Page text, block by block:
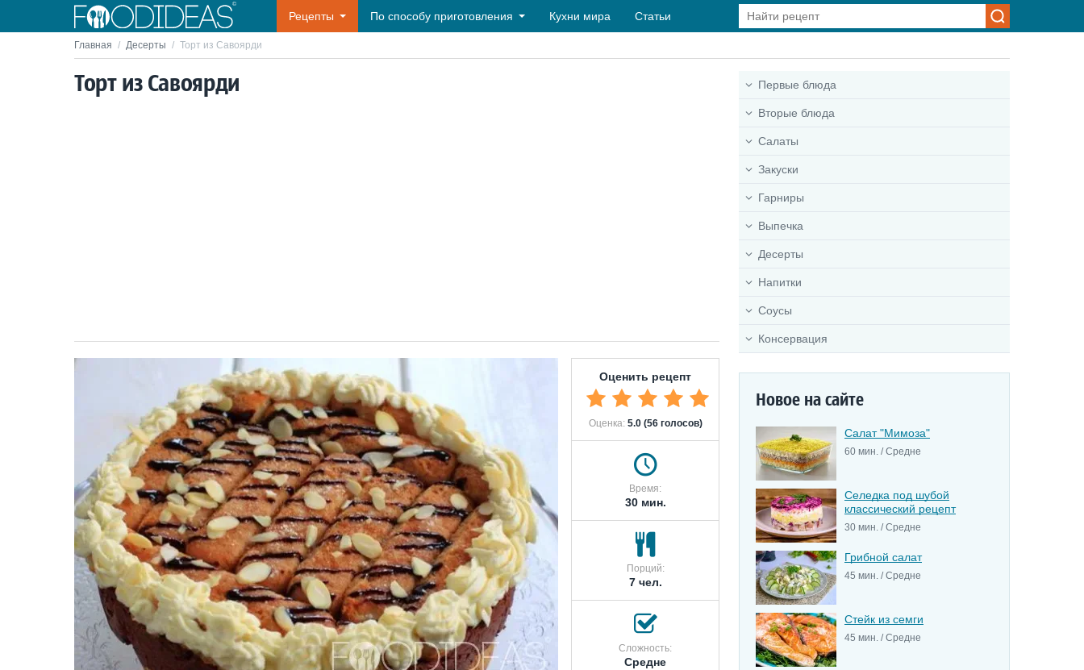
Рецепты По способу приготовления Кухни мира Статьи
Главная / Десерты / Торт из Савоярди
Торт из Савоярди
Оценить рецепт
Оценка: 5.0 (56 голосов)
Время:
30 мин.
Порций:
7 чел.
Сложность:
Средне
Первые блюда
Вторые блюда
Салаты
Закуски
Гарниры
Выпечка
Десерты
Напитки
Соусы
Консервация
Новое на сайте
Салат "Мимоза"
60 мин. / Средне
Селедка под шубой
классический рецепт
30 мин. / Средне
Грибной салат
45 мин. / Средне
Стейк из семги
45 мин. / Средне